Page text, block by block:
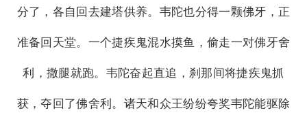
分了，各自回去建塔供养。韦陀也分得一颗佛牙，正
准备回天堂。一个捷疾鬼混水摸鱼，偷走一对佛牙舍
利，撒腿就跑。韦陀奋起直追，刹那间将捷疾鬼抓
获，夺回了佛舍利。诸天和众王纷纷夸奖韦陀能驱除